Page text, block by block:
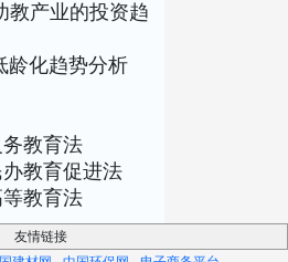
教产业的投资趋
龄化趋势分析
教育法
教育促进法
教育法
友情链接